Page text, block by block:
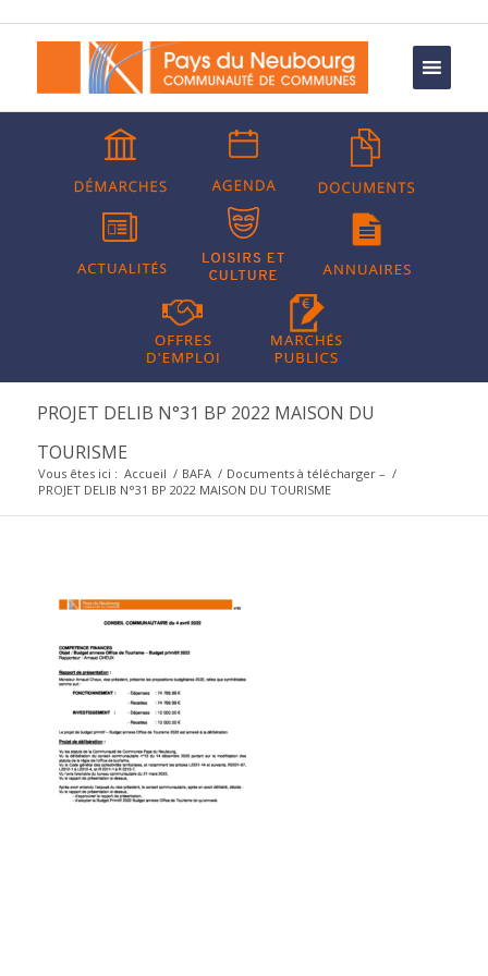
PROJET DELIB N°31 BP 2022 MAISON DU
TOURISME
Vous êtes ici : Accueil / BAFA / Documents à télécharger – /
PROJET DELIB N°31 BP 2022 MAISON DU TOURISME